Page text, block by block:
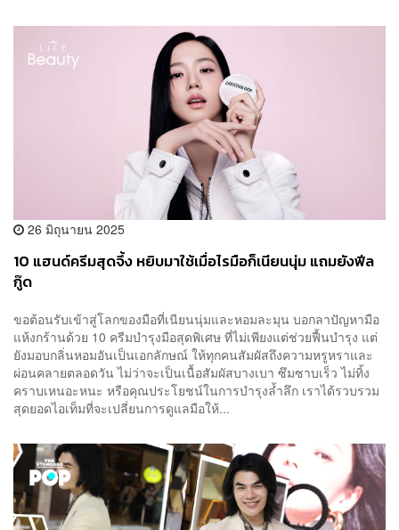
26 มิถุนายน 2025
10 แฮนด์ครีมสุดจึ้ง หยิบมาใช้เมื่อไรมือก็เนียนนุ่ม แถมยังฟีล
กู๊ด
ขอต้อนรับเข้าสู่โลกของมือที่เนียนนุ่มและหอมละมุน บอกลาปัญหามือ
แห้งกร้านด้วย 10 ครีมบำรุงมือสุดพิเศษ ที่ไม่เพียงแต่ช่วยฟื้นบำรุง แต่
ยังมอบกลิ่นหอมอันเป็นเอกลักษณ์ ให้ทุกคนสัมผัสถึงความหรูหราและ
ผ่อนคลายตลอดวัน ไม่ว่าจะเป็นเนื้อสัมผัสบางเบา ซึมซาบเร็ว ไม่ทิ้ง
คราบเหนอะหนะ หรือคุณประโยชน์ในการบำรุงล้ำลึก เราได้รวบรวม
สุดยอดไอเท็มที่จะเปลี่ยนการดูแลมือให้...